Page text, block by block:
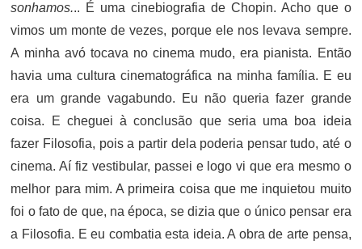
sonhamos... É uma cinebiografia de Chopin. Acho que o
vimos um monte de vezes, porque ele nos levava sempre.
A minha avó tocava no cinema mudo, era pianista. Então
havia uma cultura cinematográfica na minha família. E eu
era um grande vagabundo. Eu não queria fazer grande
coisa. E cheguei à conclusão que seria uma boa ideia
fazer Filosofia, pois a partir dela poderia pensar tudo, até o
cinema. Aí fiz vestibular, passei e logo vi que era mesmo o
melhor para mim. A primeira coisa que me inquietou muito
foi o fato de que, na época, se dizia que o único pensar era
a Filosofia. E eu combatia esta ideia. A obra de arte pensa,